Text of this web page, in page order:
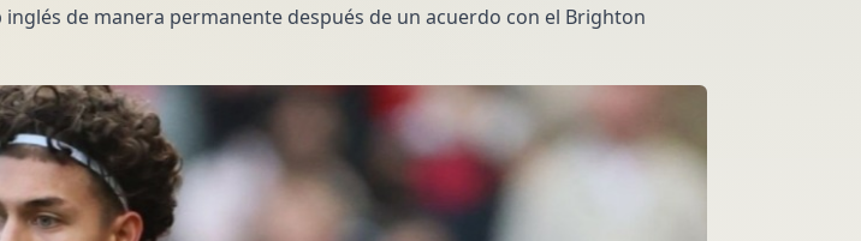
de manera permanente después de un acuerdo con el Brighton